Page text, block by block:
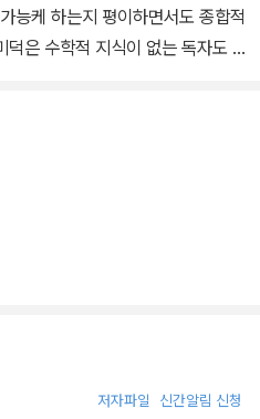
능케 하는지 평이하면서도 종합적
은 수학적 지식이 없는 독자도 충
서이다.
저자파일 신간알림 신청